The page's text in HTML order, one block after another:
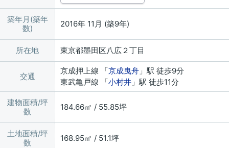
築年月(築年
数)
2016年 11月 (築9年)
所在地 東京都墨田区八広２丁目
交通
京成押上線 「京成曳舟 」駅 徒歩9分
東武亀戸線 「小村井 」駅 徒歩11分
建物面積/坪
数
184.66㎡ / 55.85坪
土地面積/坪
数
168.95㎡ / 51.1坪